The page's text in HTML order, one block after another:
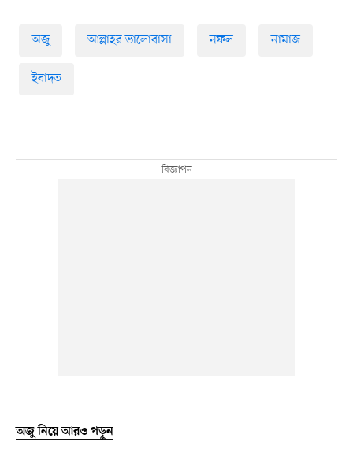
অজু আল্লাহর ভালোবাসা নফল নামাজ
ইবাদত
অজু নিয়ে আরও পড়ুন